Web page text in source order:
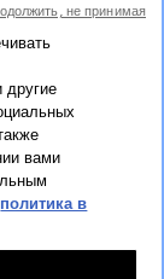
другие
вами
политика в
не принимая